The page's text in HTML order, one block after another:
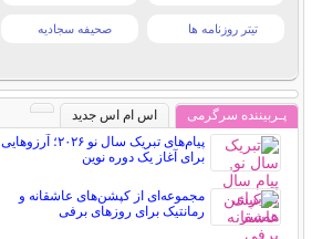
تیتر روزنامه ها صحیفه سجادیه
پـربیننده سرگرمی
اس ام اس جدید
پیام‌های تبریک سال نو ۲۰۲۶؛ آرزوهایی
برای آغاز یک دوره نوین
مجموعه‌ای از کپشن‌های عاشقانه و
رمانتیک برای روزهای برفی